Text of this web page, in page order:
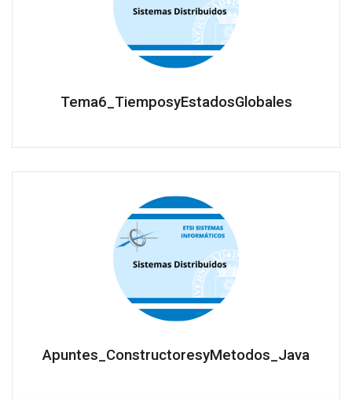
Tema6_TiemposyEstadosGlobales
Apuntes_ConstructoresyMetodos_Java